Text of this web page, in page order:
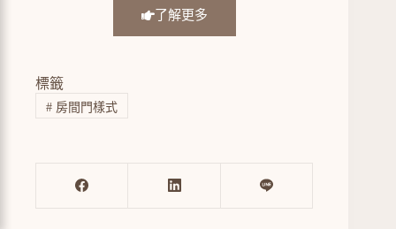
了解更多
標籤
#房間門樣式